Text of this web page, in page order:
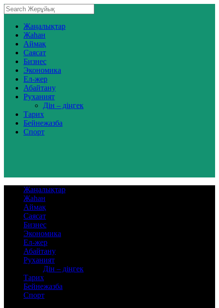
Жаңалықтар
Жаһан
Аймақ
Саясат
Бизнес
Экономика
Ел-жер
Абайтану
Руханият
Дін – діңгек
Тарих
Бейнежазба
Спорт
Жаңалықтар
Жаһан
Аймақ
Саясат
Бизнес
Экономика
Ел-жер
Абайтану
Руханият
Дін – діңгек
Тарих
Бейнежазба
Спорт